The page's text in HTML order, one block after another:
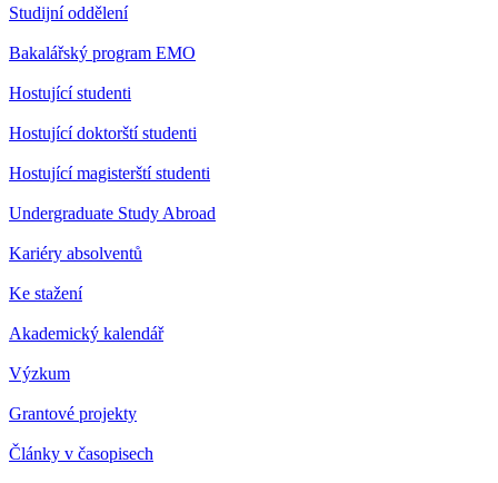
Studijní oddělení
Bakalářský program EMO
Hostující studenti
Hostující doktorští studenti
Hostující magisterští studenti
Undergraduate Study Abroad
Kariéry absolventů
Ke stažení
Akademický kalendář
Výzkum
Grantové projekty
Články v časopisech